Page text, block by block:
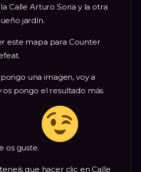
Calle Arturo Soria y la otra
jardín.
este mapa para Counter
una imagen, voy a
pongo el resultado más
os guste.
que hacer clic en Calle